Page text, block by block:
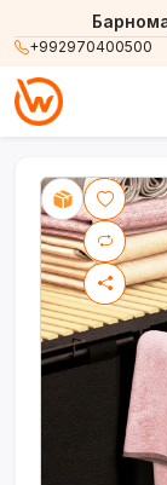
+992970400500